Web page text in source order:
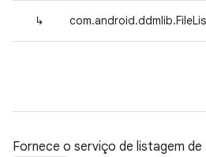
↳
Fornece o serviço de listagem